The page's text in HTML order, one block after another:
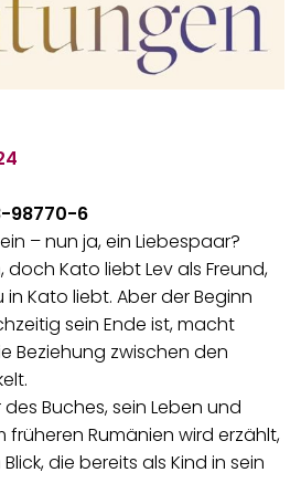
98770-6
– nun ja, ein Liebespaar?
Kato liebt Lev als Freund,
in Kato liebt. Aber der Beginn
sein Ende ist, macht
Beziehung zwischen den
Buches, sein Leben und
früheren Rumänien wird erzählt,
die bereits als Kind in sein